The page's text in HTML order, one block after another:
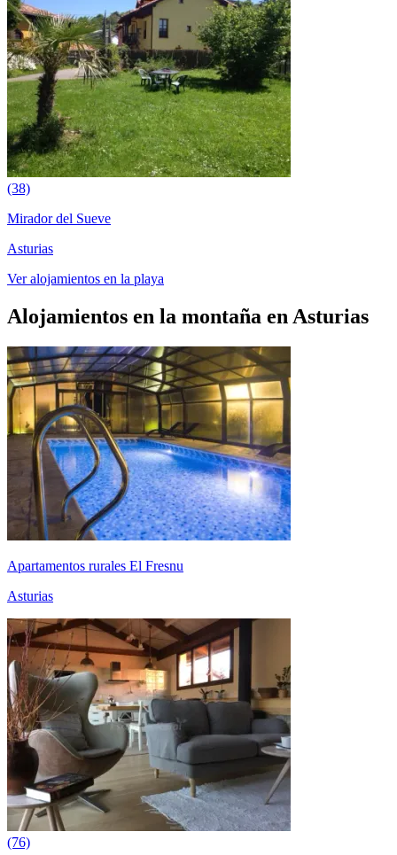
(38)
Mirador del Sueve
Asturias
Ver alojamientos en la playa
Alojamientos en la montaña en Asturias
Apartamentos rurales El Fresnu
Asturias
(76)